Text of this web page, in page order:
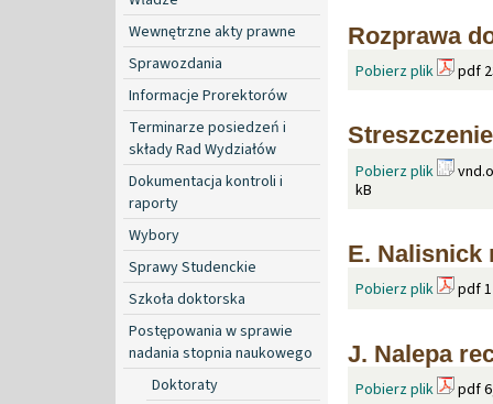
Wewnętrzne akty prawne
Sprawozdania
Informacje Prorektorów
Terminarze posiedzeń i
składy Rad Wydziałów
Dokumentacja kontroli i
raporty
Wybory
Sprawy Studenckie
Szkoła doktorska
Postępowania w sprawie
nadania stopnia naukowego
Doktoraty
Rozprawa
Pobierz plik pdf
Streszczenie
Pobierz plik
kB
E. Nalisnick
Pobierz plik pdf
J. Nalepa
Pobierz plik pdf